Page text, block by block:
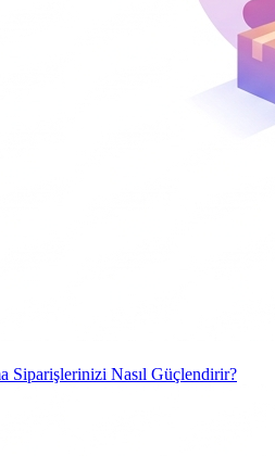
Siparişlerinizi Nasıl Güçlendirir?